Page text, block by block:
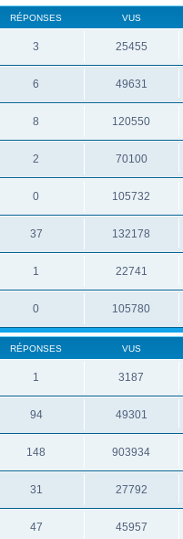
RÉPONSES VUS
3 25455
6 49631
8 120550
2 70100
0 105732
37 132178
1 22741
0 105780
RÉPONSES VUS
1 3187
94 49301
148 903934
31 27792
47 45957